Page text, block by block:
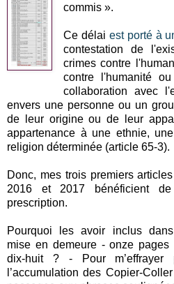
commis ».
Ce délai est porté à
contestation de
crimes contre
contre l'humanité
collaboration avec
envers une personne ou un
de leur origine ou de leur
appartenance à une ethnie,
religion déterminée (article 65-3).
Donc, mes trois premiers
2016 et 2017 bénéficient
prescription.
Pourquoi les avoir inclus
mise en demeure - onze pages
dix-huit ? - Pour m’effrayer
l’accumulation des Copier-